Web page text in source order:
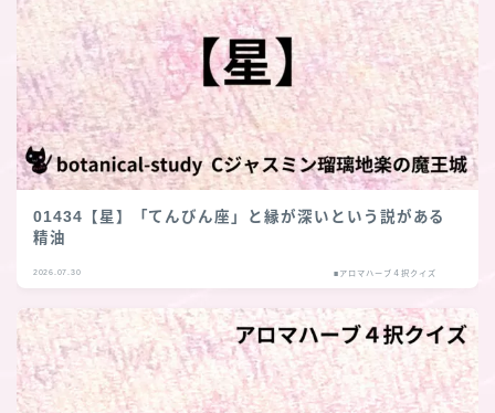
01434【星】「てんびん座」と縁が深いという説がある
精油
2026.07.30 ■アロマハーブ４択クイズ